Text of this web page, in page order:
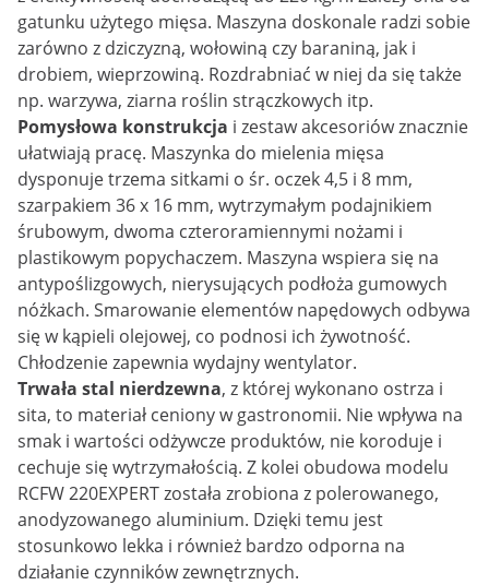
gatunku użytego mięsa. Maszyna doskonale radzi sobie
zarówno z dziczyzną, wołowiną czy baraniną, jak i
drobiem, wieprzowiną. Rozdrabniać w niej da się także
np. warzywa, ziarna roślin strączkowych itp.
Pomysłowa konstrukcja i zestaw akcesoriów znacznie
ułatwiają pracę. Maszynka do mielenia mięsa
dysponuje trzema sitkami o śr. oczek 4,5 i 8 mm,
szarpakiem 36 x 16 mm, wytrzymałym podajnikiem
śrubowym, dwoma czteroramiennymi nożami i
plastikowym popychaczem. Maszyna wspiera się na
antypoślizgowych, nierysujących podłoża gumowych
nóżkach. Smarowanie elementów napędowych odbywa
się w kąpieli olejowej, co podnosi ich żywotność.
Chłodzenie zapewnia wydajny wentylator.
Trwała stal nierdzewna, z której wykonano ostrza i
sita, to materiał ceniony w gastronomii. Nie wpływa na
smak i wartości odżywcze produktów, nie koroduje i
cechuje się wytrzymałością. Z kolei obudowa modelu
RCFW 220EXPERT została zrobiona z polerowanego,
anodyzowanego aluminium. Dzięki temu jest
stosunkowo lekka i również bardzo odporna na
działanie czynników zewnętrznych.